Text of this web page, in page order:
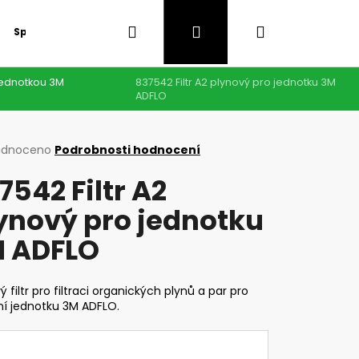
Speciální nabídka Hledat PřihlášeníNákupní
košík
3M
837542 Filtr A2 plynový pro jednotku 3M
ADFLO
Podrobnosti hodnocení
Filtr A2
pro jednotku
ADFLO
filtr pro filtraci organických plynů a par pro
jednotku 3M ADFLO.
Následující